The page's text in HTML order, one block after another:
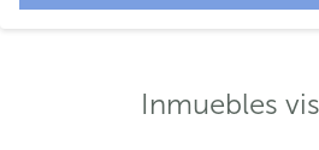
Inmuebles